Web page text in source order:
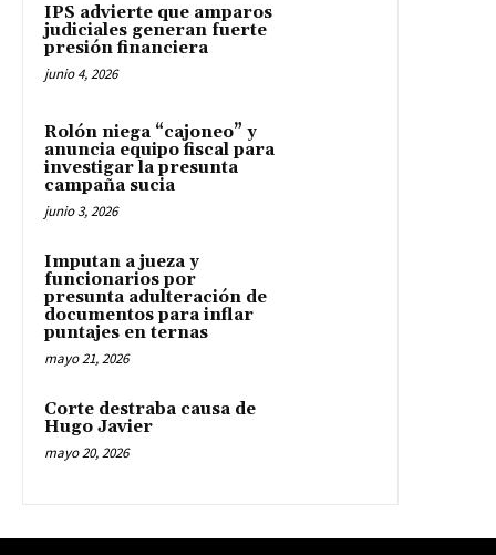
IPS advierte que amparos
judiciales generan fuerte
presión financiera
junio 4, 2026
Rolón niega “cajoneo” y
anuncia equipo fiscal para
investigar la presunta
campaña sucia
junio 3, 2026
Imputan a jueza y
funcionarios por
presunta adulteración de
documentos para inflar
puntajes en ternas
mayo 21, 2026
Corte destraba causa de
Hugo Javier
mayo 20, 2026